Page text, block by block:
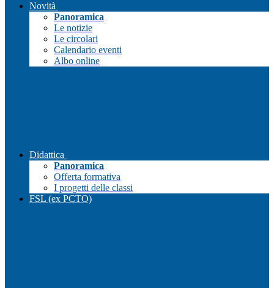
Novità
Panoramica
Le notizie
Le circolari
Calendario eventi
Albo online
Didattica
Panoramica
Offerta formativa
I progetti delle classi
FSL (ex PCTO)